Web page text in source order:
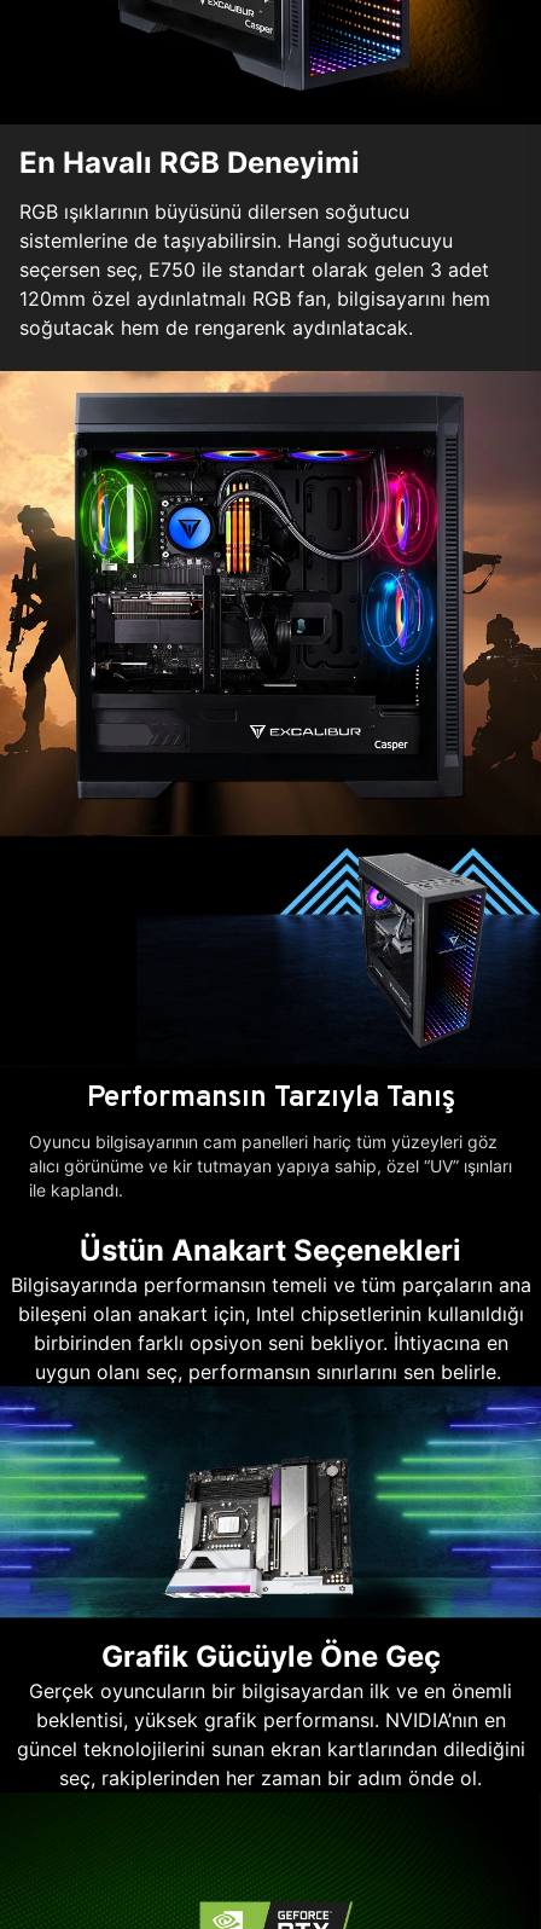
En Havalı RGB Deneyimi
RGB ışıklarının büyüsünü dilersen soğutucu
sistemlerine de taşıyabilirsin. Hangi soğutucuyu
seçersen seç, E750 ile standart olarak gelen 3 adet
120mm özel aydınlatmalı RGB fan, bilgisayarını hem
soğutacak hem de rengarenk aydınlatacak.
Performansın Tarzıyla Tanış
Oyuncu bilgisayarının cam panelleri hariç tüm yüzeyleri göz
alıcı görünüme ve kir tutmayan yapıya sahip, özel “UV” ışınları
ile kaplandı.
Üstün Anakart Seçenekleri
Bilgisayarında performansın temeli ve tüm parçaların ana
bileşeni olan anakart için, Intel chipsetlerinin kullanıldığı
birbirinden farklı opsiyon seni bekliyor. İhtiyacına en
uygun olanı seç, performansın sınırlarını sen belirle.
Grafik Gücüyle Öne Geç
Gerçek oyuncuların bir bilgisayardan ilk ve en önemli
beklentisi, yüksek grafik performansı. NVIDIA’nın en
güncel teknolojilerini sunan ekran kartlarından dilediğini
seç, rakiplerinden her zaman bir adım önde ol.